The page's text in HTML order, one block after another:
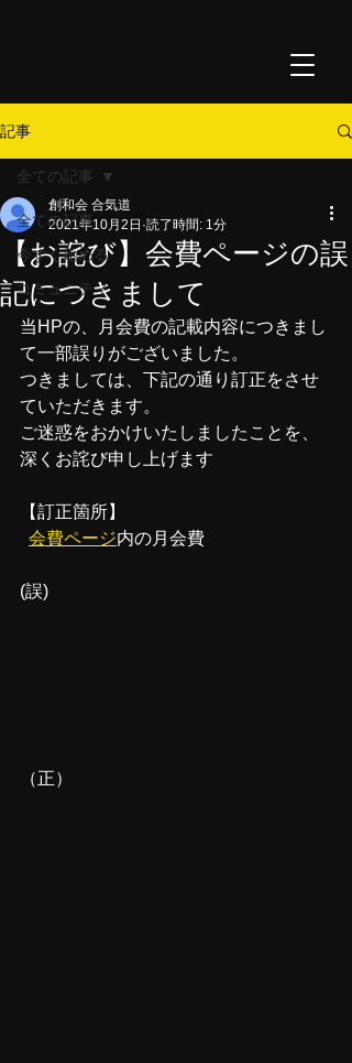
記事
全ての記事
今すぐ始める
コミュニティ
全ての記事
【お詫び】会費ページの誤
記につきまして
創和会 合気道
2021年10月2日 読了時間: 1分
当HPの、月会費の記載内容につきまし
て一部誤りがございました。
つきましては、下記の通り訂正をさせ
ていただきます。
ご迷惑をおかけいたしましたことを、
深くお詫び申し上げます
【訂正箇所】
会費ページ内の月会費
(誤)
（正）